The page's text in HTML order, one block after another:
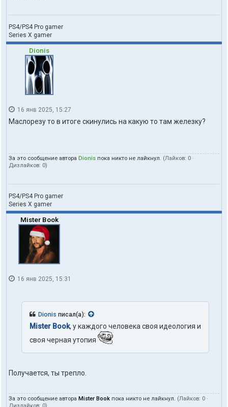
PS4/PS4 Pro gamer
Series X gamer
Dionis
16 янв 2025, 15:27
Маслорезу то в итоге скинулись на какую то там железку?
За это сообщение автора Dionis пока никто не лайкнул. (Лайков: 0 ·
Дизлайков: 0)
PS4/PS4 Pro gamer
Series X gamer
Mister Book
16 янв 2025, 15:31
Dionis писал(а):
Mister Book, у каждого человека своя идеология и
своя черная утопия
Получается, ты трепло.
За это сообщение автора Mister Book пока никто не лайкнул. (Лайков: 0 ·
Дизлайков: 0)